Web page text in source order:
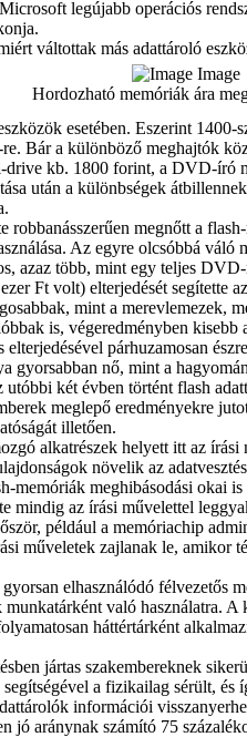
legújabb operációs
váltottak más adattároló
Image
Hordozható memóriák ára
esetében. Eszerint 1400-
Bár a különböző meghajtók
drive kb. 1800 forint, a DVD-író
után a különbségek
robbanásszerűen megnőtt a
Az egyre olcsóbbá váló
azaz több, mint egy teljes
Ft volt) elterjedését segítette
mint a merevlemezek,
is, végeredményben kisebb
párhuzamosan
gyorsabban nő, mint a
utóbbi két évben történt flash
meglepő eredményekre
illetően.
alkatrészek helyett itt az írási
növelik az
memóriák meghibásodási okai
mindig az írási művelettel
például a memóriachip
műveletek zajlanak le, amikor
elhasználódó félvezetős
való használatra. A
háttértárként
jártas szakembereknek
a fizikailag sérült, és
információi
jó aránynak számító 75